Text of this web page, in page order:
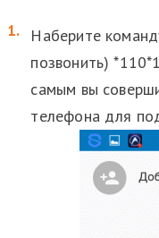
Наберите
позвонить)
самым вы
телефона для